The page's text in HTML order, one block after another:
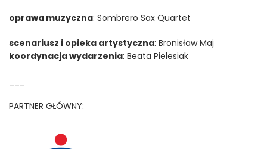
oprawa muzyczna: Sombrero Sax Quartet
scenariusz i opieka artystyczna: Bronisław Maj
koordynacja wydarzenia: Beata Pielesiak
PARTNER GŁÓWNY: